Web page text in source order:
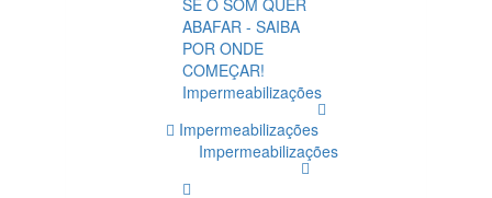
SE O SOM QUER
ABAFAR - SAIBA
POR ONDE
COMEÇAR!
Impermeabilizações
Impermeabilizações
Impermeabilizações